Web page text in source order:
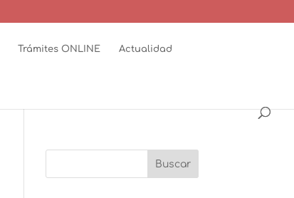
Trámites ONLINE Actualidad